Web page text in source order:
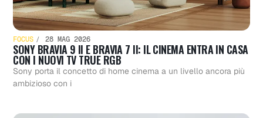
FOCUS 28 MAG 2026
SONY BRAVIA 9 II E BRAVIA 7 II: IL CINEMA ENTRA IN CASA
CON I NUOVI TV TRUE RGB
Sony porta il concetto di home cinema a un livello ancora più
ambizioso con i